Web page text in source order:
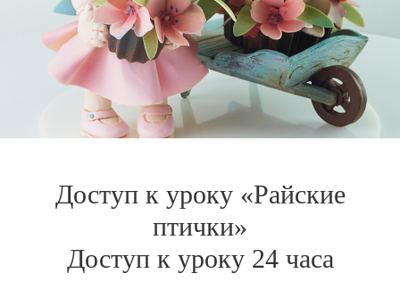
Доступ к уроку «Райские
птички»
Доступ к уроку 24 часа